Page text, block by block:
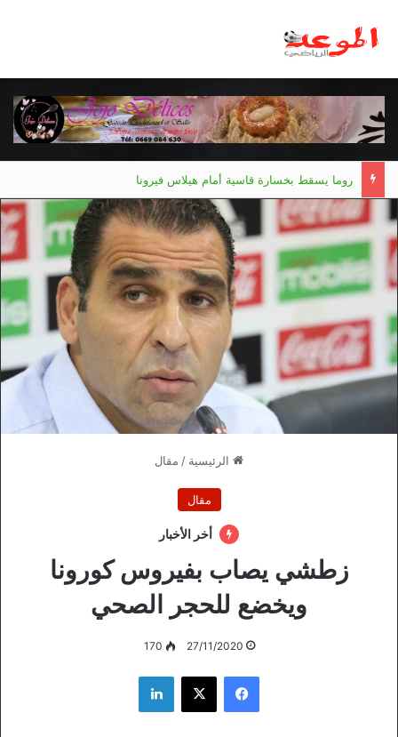
الرئيسية / مقال
مقال
أخر الأخبار
زطشي يصاب بفيروس كورونا
ويخضع للحجر الصحي
27/11/2020
170
فيسبوك ‫X لينكدإن